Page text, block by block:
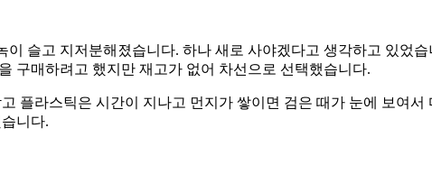
슬고 지저분해졌습니다. 하나 새로 사야겠다고 생각하고 있었
구매하려고 했지만 재고가 없어 차선으로 선택했습니다.
플라스틱은 시간이 지나고 먼지가 쌓이면 검은 때가 눈에 보여
니다.